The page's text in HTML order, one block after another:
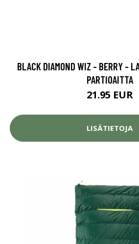
BLACK DIAMOND WIZ - BERRY -
PARTIOAITTA
21.95 EUR
LISÄTIETOJA